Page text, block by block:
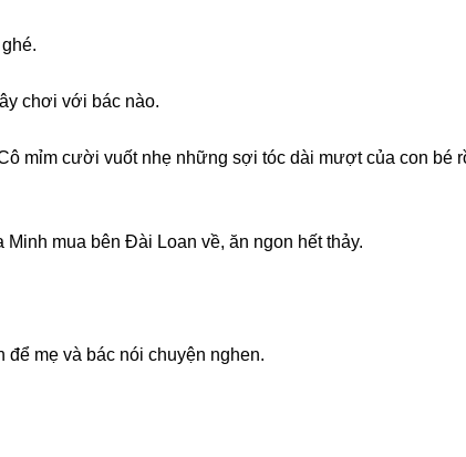
chơi với bác nào.
mỉm cười vuốt nhẹ nhữnɡ ѕợi tóc dài mượt của con bé
mua bên Đài Loan về, ăn ngon hết thảy.
mẹ và bác nói chuyện nghen.